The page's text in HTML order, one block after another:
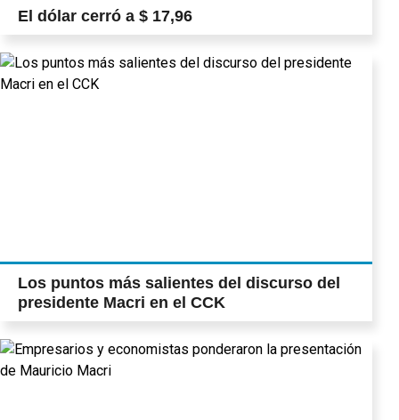
El dólar cerró a $ 17,96
Los puntos más salientes del discurso del
presidente Macri en el CCK